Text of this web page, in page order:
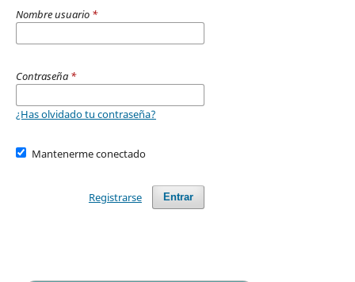
Nombre usuario *
Contraseña *
¿Has olvidado tu contraseña?
Mantenerme conectado
Entrar
Registrarse